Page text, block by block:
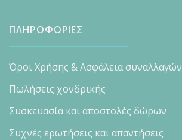
ΠΛΗΡΟΦΟΡΙΕΣ
Όροι Χρήσης & Ασφάλεια συναλλαγών
Πωλήσεις χονδρικής
Συσκευασία και αποστολές δώρων
Συχνές ερωτήσεις και απαντήσεις